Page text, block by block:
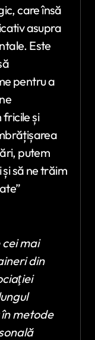
care însă
asupra
Este
pentru a
fricile și
putem
să ne trăim
mai
din
metode